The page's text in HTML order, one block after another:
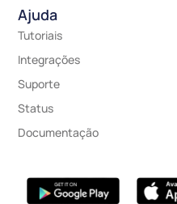
Ajuda
Tutoriais
Integrações
Suporte
Status
Documentação